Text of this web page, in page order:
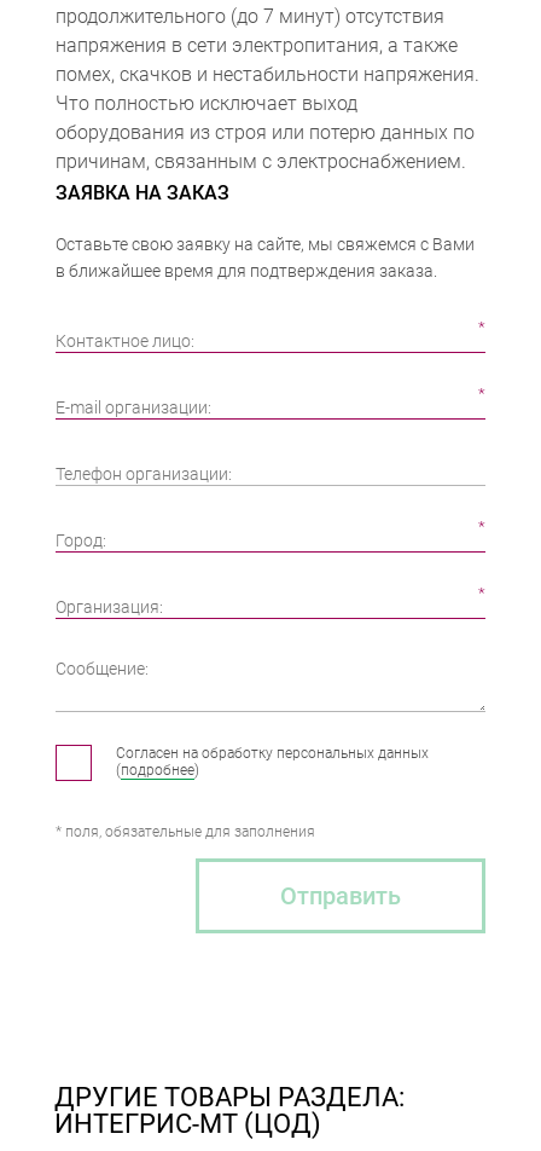
продолжительного (до 7 минут) отсутствия
напряжения в сети электропитания, а также
помех, скачков и нестабильности напряжения.
Что полностью исключает выход
оборудования из строя или потерю данных по
причинам, связанным с электроснабжением.
ЗАЯВКА НА ЗАКАЗ
Оставьте свою заявку на сайте, мы свяжемся с Вами
в ближайшее время для подтверждения заказа.
Контактное лицо:
E-mail организации:
Телефон организации:
Город:
Организация:
Сообщение:
Согласен на обработку персональных данных
(подробнее)
* поля, обязательные для заполнения
Отправить
ДРУГИЕ ТОВАРЫ РАЗДЕЛА:
ИНТЕГРИС-МТ (ЦОД)